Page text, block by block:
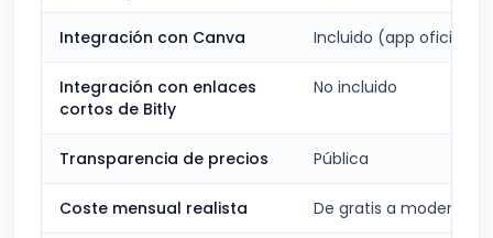
Integración con Canva Incluido (app oficial)
Integración con enlaces
cortos de Bitly
No incluido
Transparencia de precios Pública
Coste mensual realista De gratis a moderado